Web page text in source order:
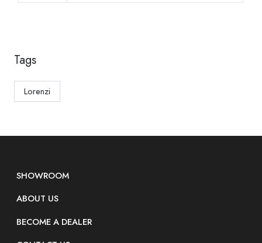
Tags
Lorenzi
SHOWROOM
ABOUT US
BECOME A DEALER